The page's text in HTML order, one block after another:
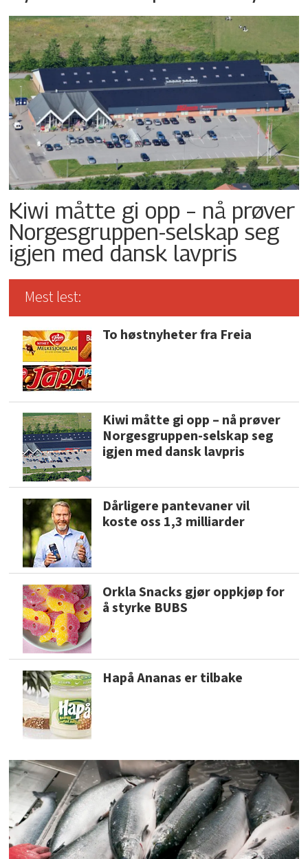
Kiwi måtte gi opp – nå prøver
Norgesgruppen-selskap seg
igjen med dansk lavpris
Mest lest:
To høstnyheter fra Freia
Kiwi måtte gi opp – nå prøver
Norgesgruppen-selskap seg
igjen med dansk lavpris
Dårligere pantevaner vil
koste oss 1,3 milliarder
Orkla Snacks gjør oppkjøp for
å styrke BUBS
Hapå Ananas er tilbake